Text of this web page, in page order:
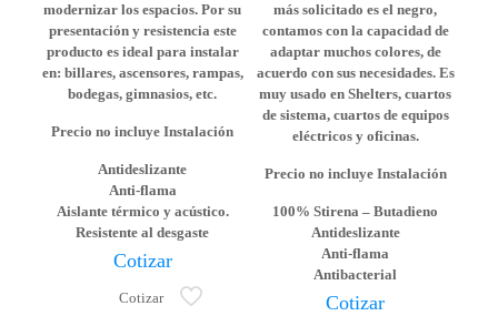
modernizar los espacios. Por su
presentación y resistencia este
producto es ideal para instalar
en: billares, ascensores, rampas,
bodegas, gimnasios, etc.
Precio no incluye Instalación
Antideslizante
Anti-flama
Aislante térmico y acústico.
Resistente al desgaste
Cotizar
Cotizar
más solicitado es el negro,
contamos con la capacidad de
adaptar muchos colores, de
acuerdo con sus necesidades. Es
muy usado en Shelters, cuartos
de sistema, cuartos de equipos
eléctricos y oficinas.
Precio no incluye Instalación
100% Stirena – Butadieno
Antideslizante
Anti-flama
Antibacterial
Cotizar